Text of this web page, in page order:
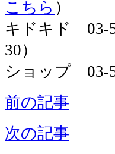
こちら ）
キドキド 03-
30）
ショップ 03-
前の記事
次の記事